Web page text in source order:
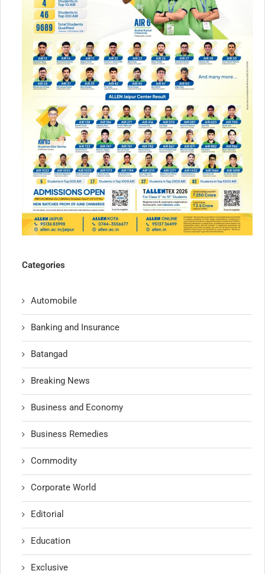
Categories
Automobile
Banking and Insurance
Batangad
Breaking News
Business and Economy
Business Remedies
Commodity
Corporate World
Editorial
Education
Exclusive